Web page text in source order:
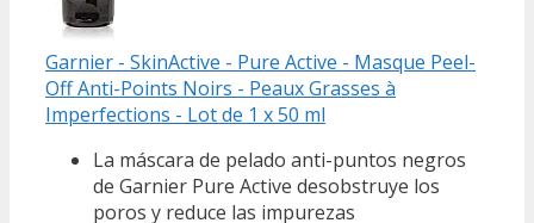
Garnier - SkinActive - Pure Active - Masque Peel-
Off Anti-Points Noirs - Peaux Grasses à
Imperfections - Lot de 1 x 50 ml
La máscara de pelado anti-puntos negros
de Garnier Pure Active desobstruye los
poros y reduce las impurezas